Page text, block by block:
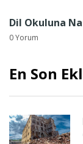
Dil Okuluna
0 Yorum
En Son